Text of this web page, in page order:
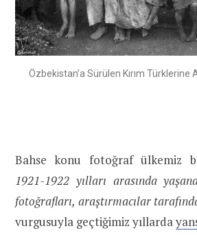
Özbekistan’a Sürülen Kırım Türklerine
Bahse konu fotoğraf ülkemiz
1921-1922 yılları arasında
fotoğrafları, araştırmacılar
vurgusuyla geçtiğimiz yıllarda